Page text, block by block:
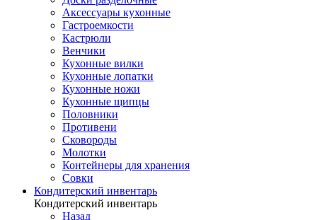
Аксессуары кухонные
Гастроемкости
Кастрюли
Венчики
Кухонные вилки
Кухонные лопатки
Кухонные ножи
Кухонные щипцы
Половники
Противени
Сковороды
Молотки
Контейнеры для хранения
Совки
Кондитерский инвентарь
Кондитерский инвентарь
Назад